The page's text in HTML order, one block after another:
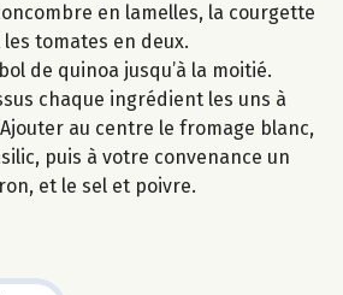
en lamelles, la courgette
tomates en deux.
de quinoa jusqu’à la moitié.
chaque ingrédient les uns à
au centre le fromage blanc,
puis à votre convenance un
et le sel et poivre.